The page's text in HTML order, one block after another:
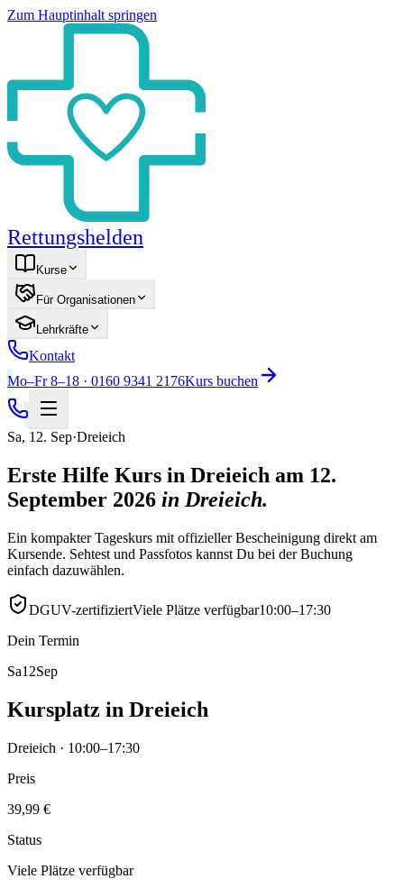
Zum Hauptinhalt springen
Rettungshelden
Kurse
Für Organisationen
Lehrkräfte
Kontakt
Mo–Fr 8–18 · 0160 9341 2176Kurs buchen
Sa, 12. Sep·Dreieich
Erste Hilfe Kurs in Dreieich am 12.
September 2026 in Dreieich.
Ein kompakter Tageskurs mit offizieller Bescheinigung direkt am
Kursende. Sehtest und Passfotos kannst Du bei der Buchung
einfach dazuwählen.
DGUV-zertifiziertViele Plätze verfügbar10:00–17:30
Dein Termin
Sa12Sep
Kursplatz in Dreieich
Dreieich · 10:00–17:30
Preis
39,99 €
Status
Viele Plätze verfügbar